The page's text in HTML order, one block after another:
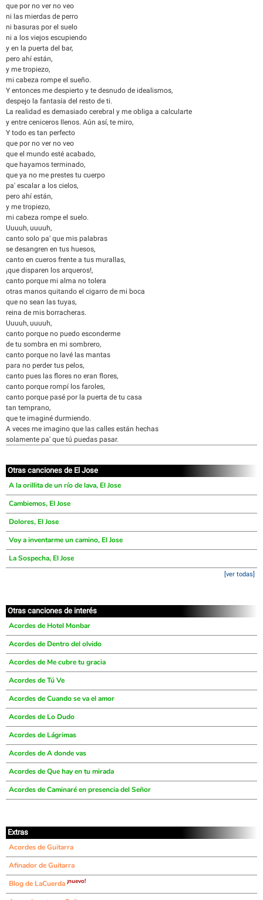
que por no ver no veo
ni las mierdas de perro
ni basuras por el suelo
ni a los viejos escupiendo
y en la puerta del bar,
pero ahí están,
y me tropiezo,
mi cabeza rompe el sueño.
Y entonces me despierto y te desnudo de idealismos,
despejo la fantasía del resto de ti.
La realidad es demasiado cerebral y me obliga a calcularte
y entre ceniceros llenos. Aún así, te miro,
Y todo es tan perfecto
que por no ver no veo
que el mundo esté acabado,
que hayamos terminado,
que ya no me prestes tu cuerpo
pa' escalar a los cielos,
pero ahí están,
y me tropiezo,
mi cabeza rompe el suelo.
Uuuuh, uuuuh,
canto solo pa' que mis palabras
se desangren en tus huesos,
canto en cueros frente a tus murallas,
¡que disparen los arqueros!,
canto porque mi alma no tolera
otras manos quitando el cigarro de mi boca
que no sean las tuyas,
reina de mis borracheras.
Uuuuh, uuuuh,
canto porque no puedo esconderme
de tu sombra en mi sombrero,
canto porque no lavé las mantas
para no perder tus pelos,
canto pues las flores no eran flores,
canto porque rompí los faroles,
canto porque pasé por la puerta de tu casa
tan temprano,
que te imaginé durmiendo.
A veces me imagino que las calles están hechas
solamente pa' que tú puedas pasar.
Otras canciones de El Jose
A la orillita de un río de lava, El Jose
Cambiemos, El Jose
Dolores, El Jose
Voy a inventarme un camino, El Jose
La Sospecha, El Jose
[ver todas]
Otras canciones de interés
Acordes de Hotel Monbar
Acordes de Dentro del olvido
Acordes de Me cubre tu gracia
Acordes de Tú Ve
Acordes de Cuando se va el amor
Acordes de Lo Dudo
Acordes de Lágrimas
Acordes de A donde vas
Acordes de Que hay en tu mirada
Acordes de Caminaré en presencia del Señor
Extras
Acordes de Guitarra
Afinador de Guitarra
Blog de LaCuerda ¡nuevo!